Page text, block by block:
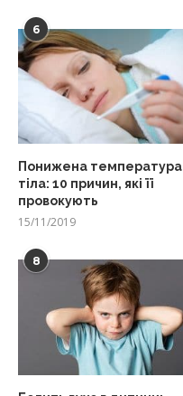
6
Понижена температура
тіла: 10 причин, які її
провокують
15/11/2019
8